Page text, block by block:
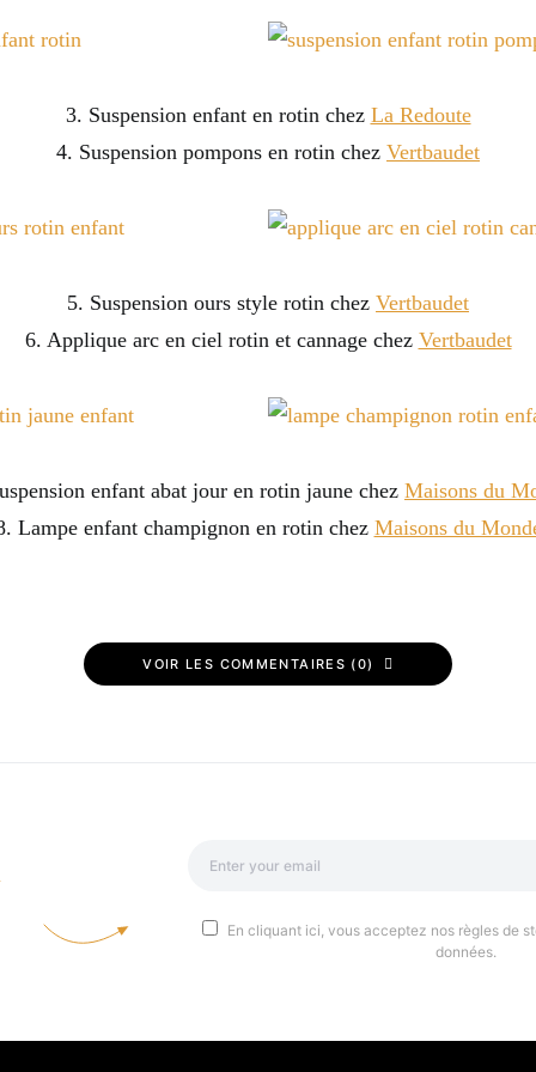
3. Suspension enfant en rotin chez La Redoute
4. Suspension pompons en rotin chez Vertbaudet
5. Suspension ours style rotin chez Vertbaudet
6. Applique arc en ciel rotin et cannage chez Vertbaudet
enfant abat jour en rotin jaune chez Maisons du
Lampe enfant champignon en rotin chez Maisons du
VOIR LES COMMENTAIRES (0)
En cliquant ici, vous acceptez nos règles de
données.